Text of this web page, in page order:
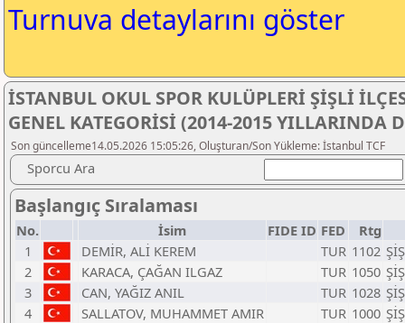
Turnuva detaylarını göster
İSTANBUL OKUL SPOR KULÜPLERİ ŞİŞLİ
GENEL KATEGORİSİ (2014-2015 YILLARINDA
Son güncelleme14.05.2026 15:05:26, Oluşturan/Son Yükleme: İstanbul TCF
Sporcu Ara
Başlangıç Sıralaması
No. İsim FIDE ID FED
Rtg
1
DEMİR, ALİ KEREM TUR 1102
2
KARACA, ÇAĞAN ILGAZ TUR 1050
3
CAN, YAĞIZ ANIL TUR 1028
4
SALLATOV, MUHAMMET AMIR TUR 1000